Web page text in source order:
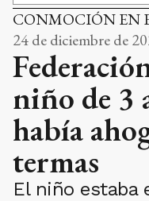
CONMOCIÓN EN
24 de diciembre de
niño de 3
había
termas
El niño estaba